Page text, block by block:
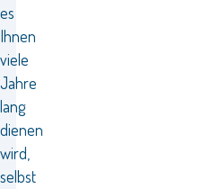
es
Ihnen
viele
Jahre
lang
dienen
wird,
selbst